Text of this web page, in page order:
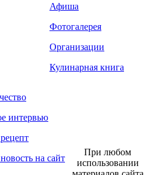
Афиша
Фотогалерея
Организации
Кулинарная книга
интервью
на сайт
При любом
использовании